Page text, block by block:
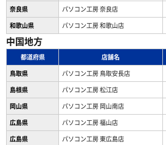
奈良県
パソコン工房 奈良店
和歌山県
パソコン工房 和歌山店
中国地方
都道府県 店舗名
鳥取県
パソコン工房 鳥取安長店
島根県
パソコン工房 松江店
岡山県
パソコン工房 岡山南店
広島県
パソコン工房 福山店
広島県
パソコン工房 東広島店